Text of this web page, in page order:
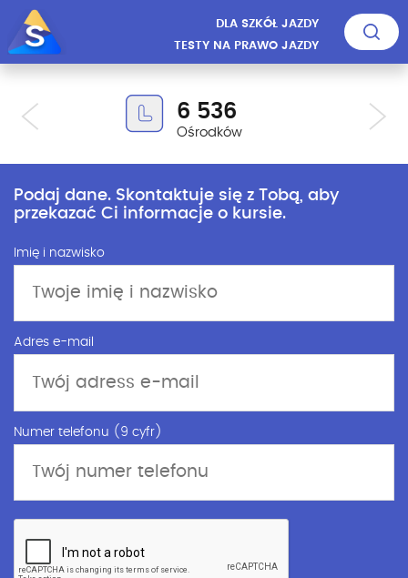
DLA SZKÓŁ JAZDY
TESTY NA PRAWO JAZDY
6 536
Ośrodków
Podaj dane. Skontaktuje się z Tobą, aby
przekazać Ci informacje o kursie.
Imię i nazwisko
Adres e-mail
Numer telefonu (9 cyfr)